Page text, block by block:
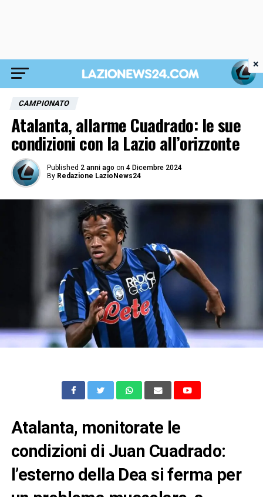
CAMPIONATO
Atalanta, allarme Cuadrado: le sue
condizioni con la Lazio all’orizzonte
Published 2 anni ago on 4 Dicembre 2024
By Redazione LazioNews24
Atalanta, monitorate le
condizioni di Juan Cuadrado:
l’esterno della Dea si ferma per
×